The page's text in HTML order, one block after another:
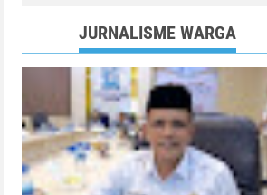
JURNALISME WARGA